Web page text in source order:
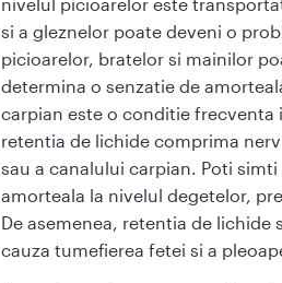
nivelul picioarelor este
si a gleznelor poate deveni o
picioarelor, bratelor si mainilor
determina o senzatie de
carpian este o conditie frecventa
retentia de lichide comprima
sau a canalului carpian. Poti
amorteala la nivelul degetelor,
De asemenea, retentia de lichide
cauza tumefierea fetei si a